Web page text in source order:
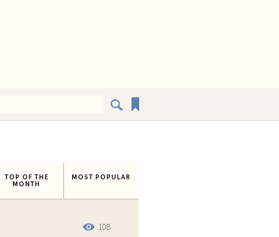
TOP OF THE
MONTH
MOST POPULAR
108